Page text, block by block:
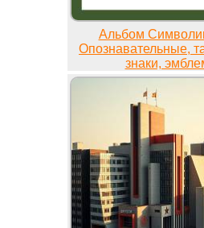
Альбом
Опознавательные,
знаки,